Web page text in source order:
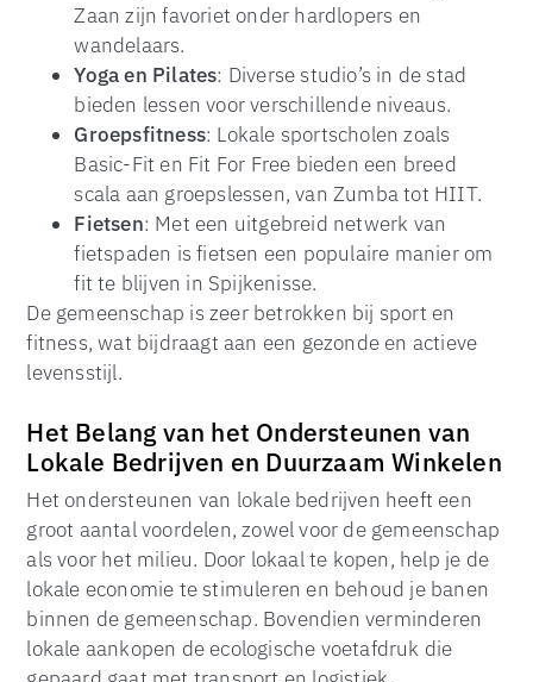
Zaan zijn favoriet onder hardlopers en
wandelaars.
Yoga en Pilates: Diverse studio’s in de stad
bieden lessen voor verschillende niveaus.
Groepsfitness: Lokale sportscholen zoals
Basic-Fit en Fit For Free bieden een breed
scala aan groepslessen, van Zumba tot HIIT.
Fietsen: Met een uitgebreid netwerk van
fietspaden is fietsen een populaire manier om
fit te blijven in Spijkenisse.
De gemeenschap is zeer betrokken bij sport en
fitness, wat bijdraagt aan een gezonde en actieve
levensstijl.
Het Belang van het Ondersteunen van
Lokale Bedrijven en Duurzaam Winkelen
Het ondersteunen van lokale bedrijven heeft een
groot aantal voordelen, zowel voor de gemeenschap
als voor het milieu. Door lokaal te kopen, help je de
lokale economie te stimuleren en behoud je banen
binnen de gemeenschap. Bovendien verminderen
lokale aankopen de ecologische voetafdruk die